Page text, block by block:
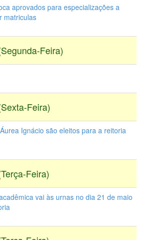
aprovados para especializações a
matriculas
Feira)
Feira)
Ignácio são eleitos para a reitoria
Feira)
vai às urnas no dia 21 de maio